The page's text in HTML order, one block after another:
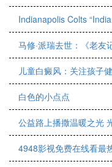
Indianapolis Colts
马修·派瑞去世：《老友
儿童白癜风：关注孩子
白色的小点点
公益路上播撒温暖之光
4948影视免费在线看最